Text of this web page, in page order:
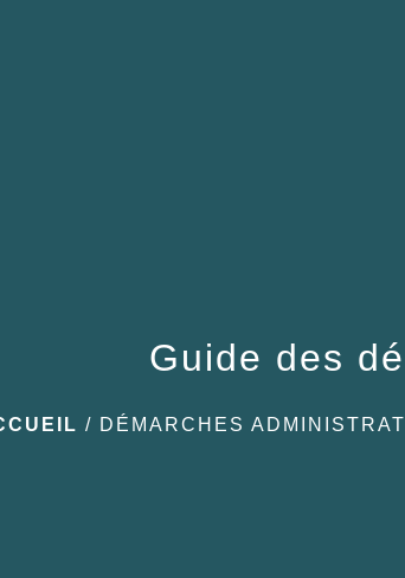
Guide des
/ DÉMARCHES